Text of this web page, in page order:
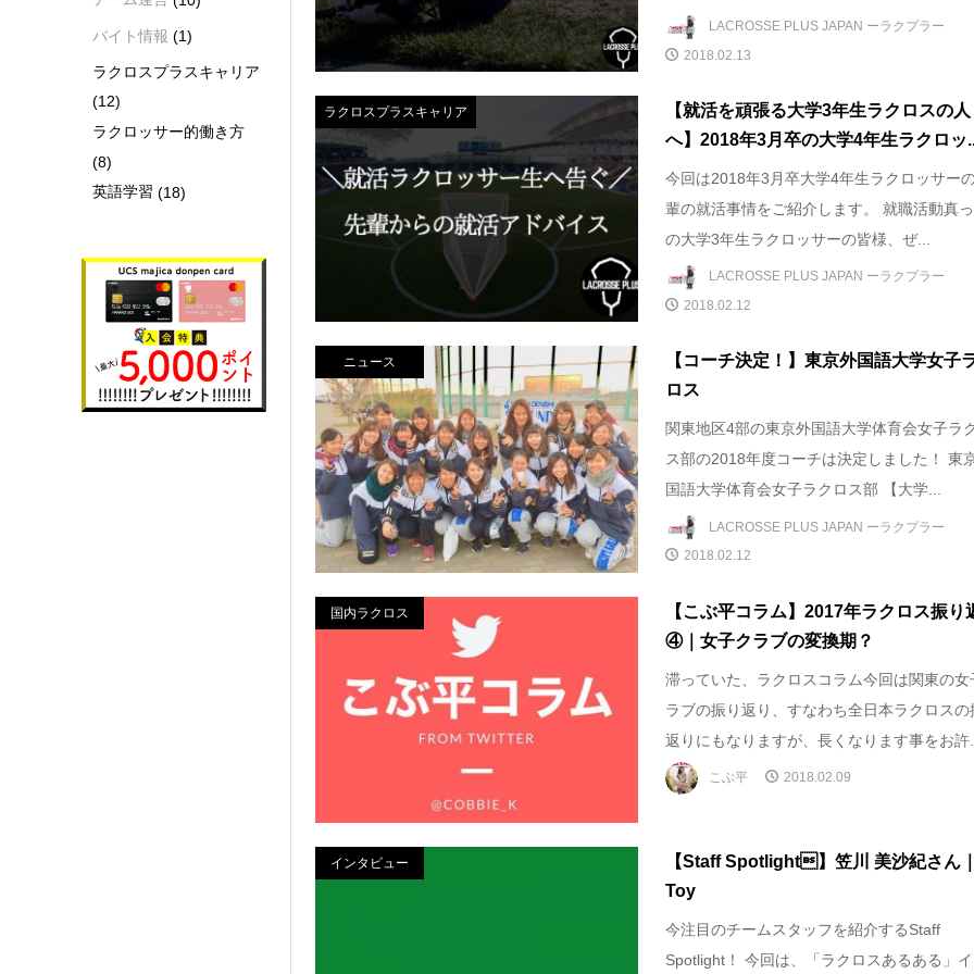
LACROSSE PLUS JAPAN ーラクプラー
2018.02.13
ラクロスプラスキャリア
【就活を頑張る大学3年生ラクロスの人
へ】2018年3月卒の大学4年生ラクロッ
今回は2018年3月卒大学4年生ラクロッサー
輩の就活事情をご紹介します。 就職活動真
の大学3年生ラクロッサーの皆様、ぜ...
LACROSSE PLUS JAPAN ーラクプラー
2018.02.12
ニュース
【コーチ決定！】東京外国語大学女子
ロス
関東地区4部の東京外国語大学体育会女子ラ
ス部の2018年度コーチは決定しました！ 東
国語大学体育会女子ラクロス部 【大学...
LACROSSE PLUS JAPAN ーラクプラー
2018.02.12
国内ラクロス
【こぶ平コラム】2017年ラクロス振り
④｜女子クラブの変換期？
滞っていた、ラクロスコラム今回は関東の女
ラブの振り返り、すなわち全日本ラクロスの
返りにもなりますが、長くなります事をお許...
こぶ平 2018.02.09
インタビュー
【Staff Spotlight】笠川 美沙紀さん｜
Toy
今注目のチームスタッフを紹介するStaff
Spotlight！ 今回は、「ラクロスあるある」
バイト情報 (1)
ラクロスプラスキャリア
(12)
ラクロッサー的働き方
(8)
英語学習 (18)